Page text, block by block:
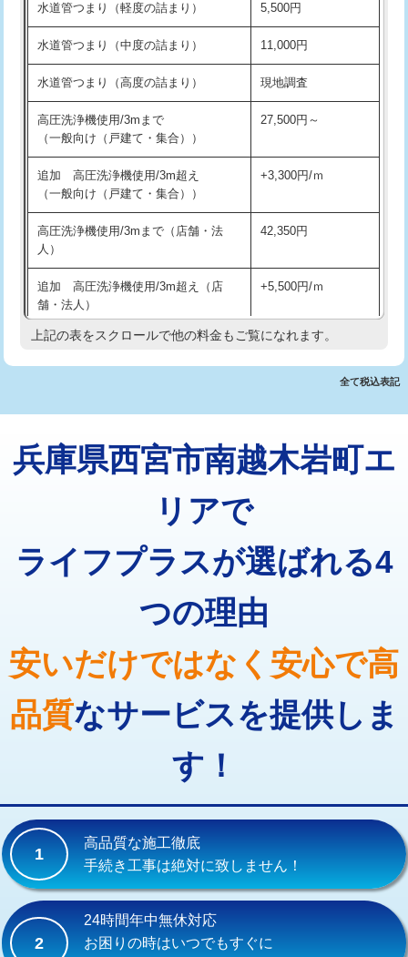
洗面台設置 38,500円
化粧台設置 22,000円
追加人工 16,500円
廃棄・処分 現場見積
※給水管工事は20mmまでの価格です。
交換・取付(排水栓・排水トラップ
22,000円+材料費
持込商品取付（混合水栓）
持込商品取付（浄水器・分岐水栓） 16,500円
業）
排水管工事（追加 排水管工事/3ｍ超
え）
マス交換（土の掘削・埋め戻し作業） 11,000円~
マス交換（深さ50㎝以上） 66,000円
コンクリート斫り（厚さ10㎝超え）
モルタル補修（厚さ10㎝まで） 27,500円
16,500円
廃棄・処分 現場見積
水道管つまり（軽度の詰まり） 5,500円
水道管つまり（中度の詰まり） 11,000円
水道管つまり（高度の詰まり） 現地調査
高圧洗浄機使用/3mまで
（一般向け（戸建て・集合））
27,500円～
追加 高圧洗浄機使用/3m超え
（一般向け（戸建て・集合））
+3,300円/ｍ
高圧洗浄機使用/3mまで（店舗・法
人）
42,350円
追加 高圧洗浄機使用/3m超え（店
舗・法人）
+5,500円/ｍ
高度高圧洗浄換 現地調査
トーラー機使用/3mまで 33,000円
追加トーラー機使用/3m超え +3,300円
止水・漏水調査・防水処理・清掃・修
11,000円
止水・漏水調査・防水処理・清掃・修
22,000円
止水・漏水調査・防水処理・清掃・修
理・調整・分解・加工など（重作業）
33,000円
その他部品の脱着 8,800円～
交換・取付(単水栓（壁付・デッキ
式）)
13,200円+材料費
交換・取付(混合水栓（壁付・デッキ
式・ワンホール）)
16,500円+材料費
交換・取付(排水栓・排水トラップ
（P/S/ポップアップ））
上記の表をスクロールで他の料金もご覧になれます。
全て税込表記
兵庫県西宮市南越木岩町エ
リアで
ライフプラスが選ばれる4
つの理由
安いだけではなく安心で高
品質なサービスを提供しま
す！
1
高品質な施工徹底
手続き工事は絶対に致しません！
2
24時間年中無休対応
お困りの時はいつでもすぐに